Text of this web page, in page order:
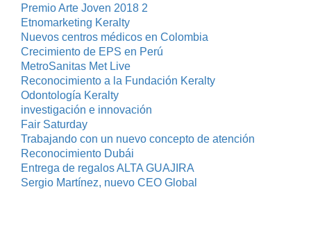
Premio Arte Joven 2018 2
Etnomarketing Keralty
Nuevos centros médicos en Colombia
Crecimiento de EPS en Perú
MetroSanitas Met Live
Reconocimiento a la Fundación Keralty
Odontología Keralty
investigación e innovación
Fair Saturday
Trabajando con un nuevo concepto de atención
Reconocimiento Dubái
Entrega de regalos ALTA GUAJIRA
Sergio Martínez, nuevo CEO Global